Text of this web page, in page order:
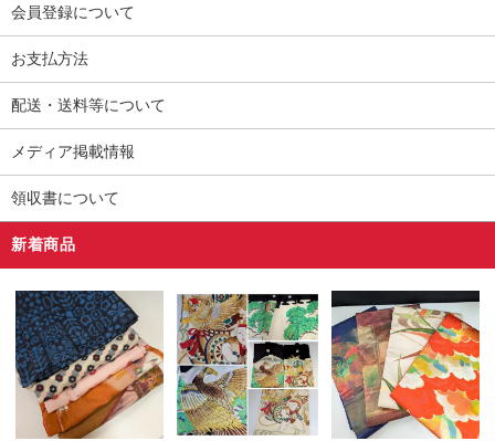
会員登録について
お支払方法
配送・送料等について
メディア掲載情報
領収書について
新着商品